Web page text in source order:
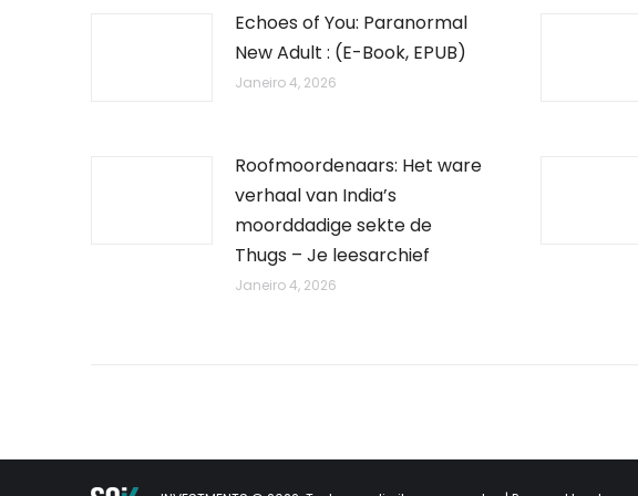
Echoes of You: Paranormal
New Adult : (E-Book, EPUB)
Janeiro 4, 2026
Roofmoordenaars: Het ware
verhaal van India’s
moorddadige sekte de
Thugs – Je leesarchief
Janeiro 4, 2026